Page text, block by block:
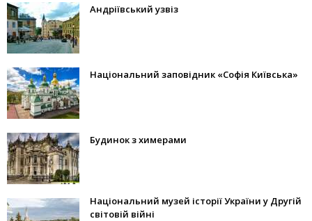
Андріївський узвіз
Національний заповідник «Софія Київська»
Будинок з химерами
Національний музей історії України у Другій
світовій війні